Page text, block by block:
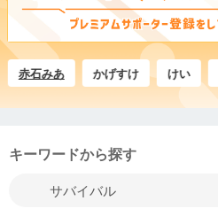
石みあ かげすけ けい 吉
キーワードから探す